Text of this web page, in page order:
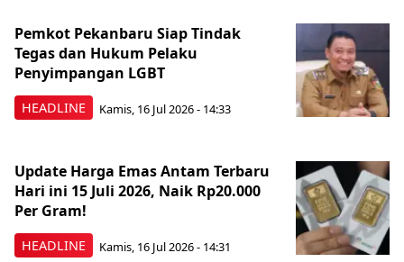
HEADLINE
Pemkot Pekanbaru Siap Tindak
Tegas dan Hukum Pelaku
Penyimpangan LGBT
Kamis, 16 Jul 2026 - 14:33
HEADLINE
Update Harga Emas Antam Terbaru
Hari ini 15 Juli 2026, Naik Rp20.000
Per Gram!
Kamis, 16 Jul 2026 - 14:31